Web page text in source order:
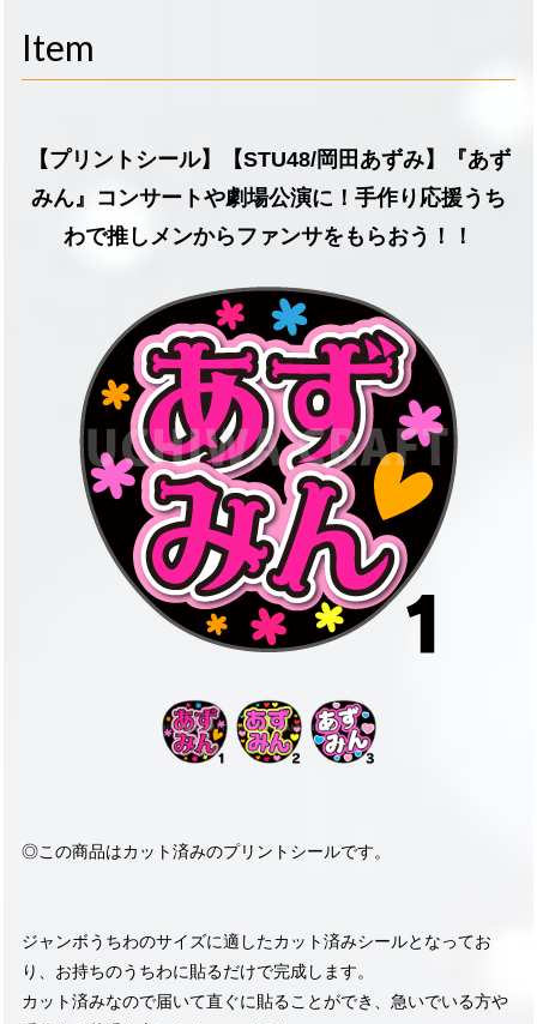
Item
【プリントシール】【STU48/岡田あずみ】『あず
みん』コンサートや劇場公演に！手作り応援うち
わで推しメンからファンサをもらおう！！
◎この商品はカット済みのプリントシールです。
ジャンボうちわのサイズに適したカット済みシールとなってお
り、お持ちのうちわに貼るだけで完成します。
カット済みなので届いて直ぐに貼ることができ、急いでいる方や